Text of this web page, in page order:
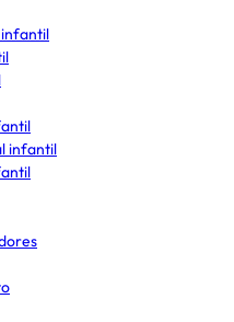
infantil
infantil